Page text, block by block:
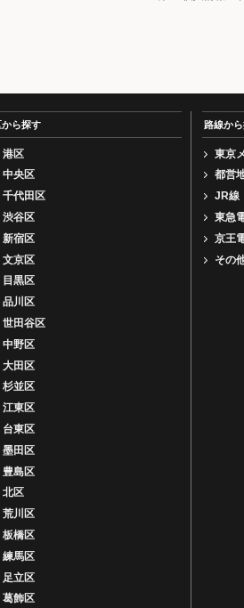
から探す
港区
中央区
千代田区
渋谷区
新宿区
文京区
目黒区
品川区
世田谷区
中野区
大田区
杉並区
江東区
台東区
墨田区
豊島区
北区
荒川区
板橋区
練馬区
足立区
葛飾区
路線か
東京
都営
JR線
東急
京王
その